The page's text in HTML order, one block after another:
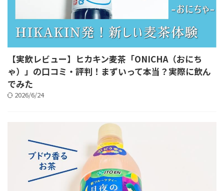
【実飲レビュー】ヒカキン麦茶「ONICHA（おにち
ゃ）」の口コミ・評判！まずいって本当？実際に飲ん
でみた
2026/6/24